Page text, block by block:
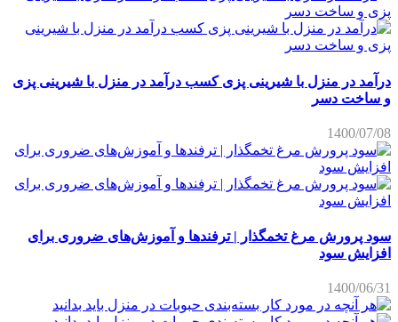
درآمد در منزل با شیرینی پزی کسب درآمد در منزل با شیرینی پزی
و ساخت دسر
1400/07/08
سود پرورش مرغ تخمگذار | ترفندها و آموزش‌های ضروری برای
افزایش سود
1400/06/31